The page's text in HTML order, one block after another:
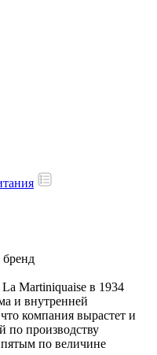
бренд
Martiniquaise в 1934
и внутренней
компания вырастет и
по производству
по величине